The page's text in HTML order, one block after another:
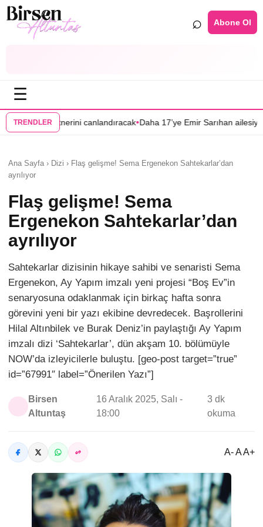
⌕ Abone Ol
☰
TRENDLER
canlandıracak•Daha 17’ye Emir Sarıhan ailesiyle geliyor•
Ana Sayfa › Dizi › Flaş gelişme! Sema Ergenekon Sahtekarlar’dan
ayrılıyor
Flaş gelişme! Sema
Ergenekon Sahtekarlar’dan
ayrılıyor
Sahtekarlar dizisinin hikaye sahibi ve senaristi Sema
Ergenekon, Ay Yapım imzalı yeni projesi “Boş Ev”in
senaryosuna odaklanmak için birkaç hafta sonra
görevini yeni bir yazı ekibine devredecek. Başrollerini
Hilal Altınbilek ve Burak Deniz’in paylaştığı Ay Yapım
imzalı dizi ‘Sahtekarlar’, dün akşam 10. bölümüyle
NOW’da izleyicilerle buluştu. [geo-post target=”true”
id=”67991″ label=”Önerilen Yazı”]
Birsen
Altuntaş
16 Aralık 2025, Salı -
18:00
3 dk
okuma
A- A A+